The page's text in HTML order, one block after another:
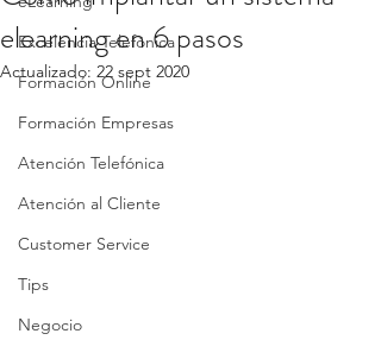
Excelencia Telefónica
Formación Online
Formación Empresas
Atención Telefónica
Atención al Cliente
Customer Service
Tips
Negocio
elearning en 6 pasos
Actualizado: 22 sept 2020